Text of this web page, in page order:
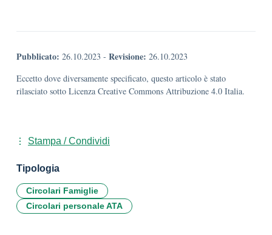
Pubblicato: 26.10.2023 - Revisione: 26.10.2023
Eccetto dove diversamente specificato, questo articolo è stato
rilasciato sotto Licenza Creative Commons Attribuzione 4.0 Italia.
Stampa / Condividi
Tipologia
Circolari Famiglie
Circolari personale ATA